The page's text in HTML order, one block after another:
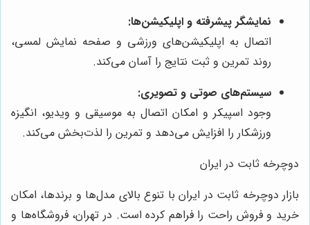
نمایشگر پیشرفته و اپلیکیشن‌ها:
اتصال به اپلیکیشن‌های ورزشی و صفحه نمایش لمسی،
روند تمرین و ثبت نتایج را آسان می‌کند.
سیستم‌های صوتی و تصویری:
وجود اسپیکر و امکان اتصال به موسیقی و ویدیو، انگیزه
ورزشکار را افزایش می‌دهد و تمرین را لذت‌بخش می‌کند.
دوچرخه ثابت در ایران
بازار دوچرخه ثابت در ایران با تنوع بالای مدل‌ها و برندها، امکان
خرید و فروش راحت را فراهم کرده است. در تهران، فروشگاه‌ها و